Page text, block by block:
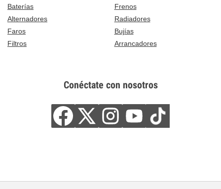
Baterías
Frenos
Alternadores
Radiadores
Faros
Bujías
Filtros
Arrancadores
Conéctate con nosotros